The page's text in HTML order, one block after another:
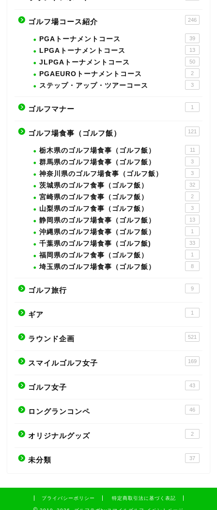
ゴルフ場コース紹介 246
PGAトーナメントコース 39
LPGAトーナメントコース 13
JLPGAトーナメントコース 50
PGAEUROトーナメントコース 2
ステップ・アップ・ツアーコース 3
ゴルフマナー 1
ゴルフ場食事（ゴルフ飯） 121
栃木県のゴルフ場食事（ゴルフ飯） 11
群馬県のゴルフ場食事（ゴルフ飯） 3
神奈川県のゴルフ場食事（ゴルフ飯） 3
茨城県のゴルフ食事（ゴルフ飯） 32
宮崎県のゴルフ食事（ゴルフ飯） 2
山梨県のゴルフ食事（ゴルフ飯） 3
静岡県のゴルフ場食事（ゴルフ飯） 13
沖縄県のゴルフ場食事（ゴルフ飯） 1
千葉県のゴルフ場食事（ゴルフ飯) 33
福岡県のゴルフ食事（ゴルフ飯） 1
埼玉県のゴルフ場食事（ゴルフ飯） 8
ゴルフ旅行 9
ギア 1
ラウンド企画 521
スマイルゴルフ女子 169
ゴルフ女子 43
ロングランコンペ 46
オリジナルグッズ 2
未分類 37
プライバシーポリシー 特定商取引法に基づく表記